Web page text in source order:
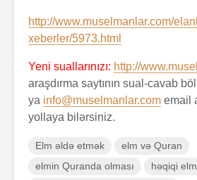
http://www.muselmanlar.com/
xeberler/5973.html
Yeni suallarınızı: http://
araşdırma saytının sual-cavab
ya info@muselmanlar.com email
yollaya bilərsiniz.
Elm əldə etmək
elm və Quran
elmin Quranda olması
həqiqi elm